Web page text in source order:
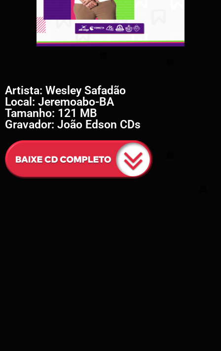
Artista: Wesley Safadão
Local: Jeremoabo-BA
Tamanho: 121 MB
Gravador: João Edson CDs